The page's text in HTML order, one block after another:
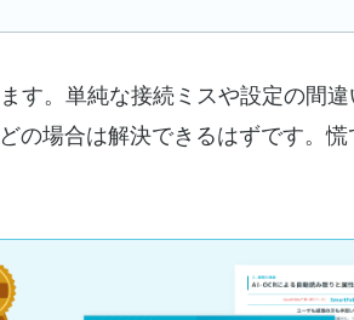
す。単純な接続ミスや設定の間違
の場合は解決できるはずです。